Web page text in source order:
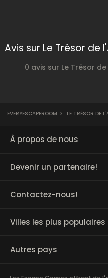
Avis sur Le Trésor
0 avis sur Le Trésor
EVERYESCAPEROOM > LE TRÉSOR DE
À propos de nous
Devenir un partenaire!
Contactez-nous!
Villes les plus populaires
Autres pays